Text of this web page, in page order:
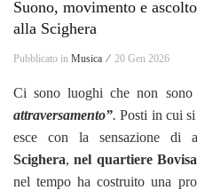
Suono, movimento e
alla Scighera
Pubblicato in Musica ⁄ 20 Gen 2026
Ci sono luoghi che non sono
attraversamento”.Posti in cui si
esce con la sensazione di
Scighera,nel quartiere Bovisa
nel tempo ha costruito una